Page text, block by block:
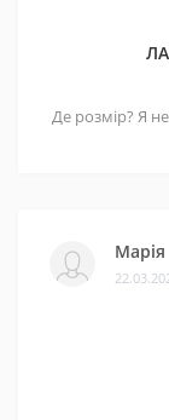
Тумбы
Де розмір? Я
Марія